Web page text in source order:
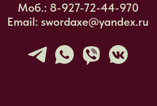
Моб.: 8-927-72-44-970
Email: swordaxe@yandex.ru